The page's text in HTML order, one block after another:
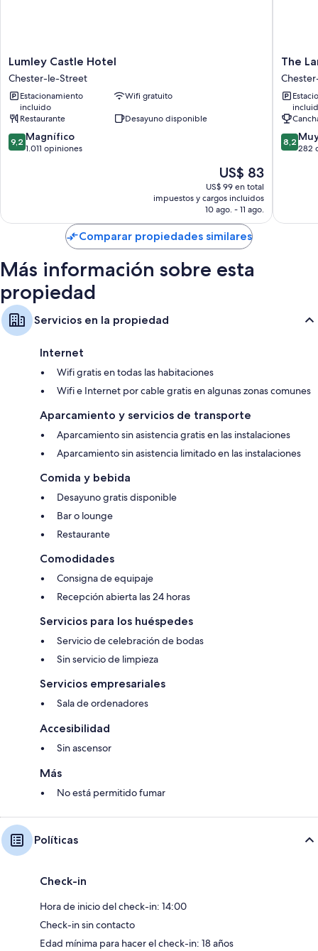
Lumley
Castle
Hotel
Chester-
le-
Street
Lumley Castle Hotel
Chester-le-Street
Estacionamiento
incluido
Wifi gratuito
Restaurante
Desayuno disponible
9.2
de
9,2 Magnífico
1.011 opiniones
El
precio
actual
es
de
US$ 83
US$ 83
US$ 99 en total
impuestos y cargos incluidos
10 ago. - 11 ago.
The
Worm
le-
Street
The
8.2
de
8,2
282
Comparar propiedades similares
Más información sobre esta
propiedad
Servicios en la propiedad
Internet
Wifi gratis en todas las habitaciones
Wifi e Internet por cable gratis en algunas zonas comunes
Aparcamiento y servicios de transporte
Aparcamiento sin asistencia gratis en las instalaciones
Aparcamiento sin asistencia limitado en las instalaciones
Comida y bebida
Desayuno gratis disponible
Bar o lounge
Restaurante
Comodidades
Consigna de equipaje
Recepción abierta las 24 horas
Servicios para los huéspedes
Servicio de celebración de bodas
Sin servicio de limpieza
Servicios empresariales
Sala de ordenadores
Accesibilidad
Sin ascensor
Más
No está permitido fumar
Políticas
Check-in
Hora de inicio del check-in: 14:00
Check-in sin contacto
Edad mínima para hacer el check-in: 18 años